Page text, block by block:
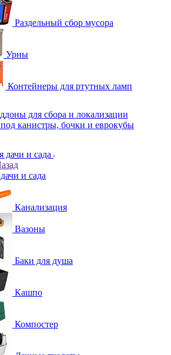
Раздельный сбор мусора
Урны
Контейнеры для ртутных ламп
для сбора и локализации
канистры, бочки и еврокубы
дачи и сада
и сада
Канализация
Вазоны
Баки для душа
Кашпо
Компостер